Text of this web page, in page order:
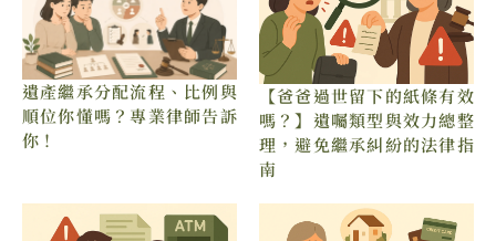
遺產繼承分配流程、比例與
順位你懂嗎？專業律師告訴
你！
【爸爸過世留下的紙條有效
嗎？】遺囑類型與效力總整
理，避免繼承糾紛的法律指
南